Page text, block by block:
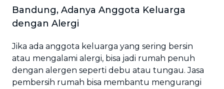
Bandung, Adanya Anggota Keluarga
dengan Alergi
Jika ada anggota keluarga yang sering bersin
atau mengalami alergi, bisa jadi rumah penuh
dengan alergen seperti debu atau tungau. Jasa
pembersih rumah bisa membantu mengurangi